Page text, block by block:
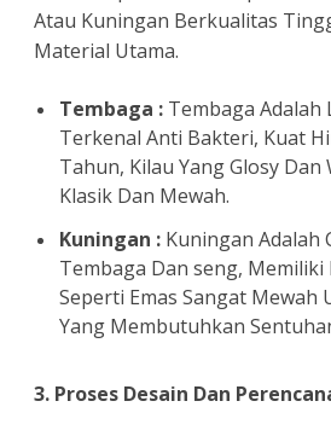
Atau Kuningan Berkualitas
Material Utama.
Tembaga : Tembaga Adalah
Terkenal Anti Bakteri, Kuat
Tahun, Kilau Yang Glosy Dan
Klasik Dan Mewah.
Kuningan : Kuningan Adalah
Tembaga Dan seng, Memiliki
Seperti Emas Sangat Mewah
Yang Membutuhkan
3. Proses Desain Dan